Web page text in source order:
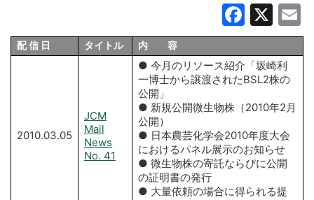
X
配 信 日 タイトル 内 容
2010.03.05
JCM
Mail
News
No. 41
● 今月のリソース紹介「坂崎利
一博士から譲渡されたBSL2株の
公開」
● 新規公開微生物株（2010年2月
公開）
● 日本農芸化学会2010年度大会
におけるパネル展示のお知らせ
● 微生物株の寄託ならびに公開
の証明書の発行
● 大量依頼の場合に得られる提